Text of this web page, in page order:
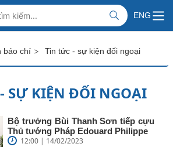
VIỆT NAM
AFFAIRS
ENG
báo chí > Tin tức - sự kiện đối ngoại
SỰ KIỆN ĐỐI NGOẠI
Bộ trưởng Bùi Thanh Sơn tiếp cựu
Thủ tướng Pháp Edouard Philippe
12:00 | 14/02/2023